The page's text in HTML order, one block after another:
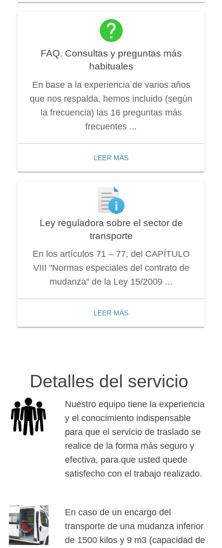
FAQ. Consultas y preguntas más
habituales
En base a la experiencia de varios años
que nos respalda, hemos incluido (según
la frecuencia) las 16 preguntas más
frecuentes ...
LEER MÁS
Ley reguladora sobre el sector de
transporte
En los artículos 71 – 77, del CAPÍTULO
VIII "Normas especiales del contrato de
mudanza" de la Ley 15/2009 ...
LEER MÁS
Detalles del servicio
Nuestro equipo tiene la experiencia
y el conocimiento indispensable
para que el servicio de traslado se
realice de la forma más seguro y
efectiva, para que usted quede
satisfecho con el trabajo realizado.
En caso de un encargo del
transporte de una mudanza inferior
de 1500 kilos y 9 m3 (capacidad de